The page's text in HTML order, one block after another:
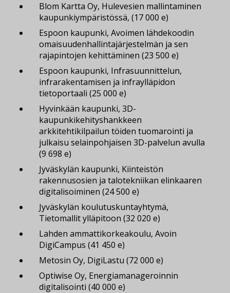
Blom Kartta Oy, Hulevesien mallintaminen
kaupunkiympäristössä, (17 000 e)
Espoon kaupunki, Avoimen lähdekoodin
omaisuudenhallintajärjestelmän ja sen
rajapintojen kehittäminen (23 500 e)
Espoon kaupunki, Infrasuunnittelun,
infrarakentamisen ja infraylläpidon
tietoportaali (25 000 e)
Hyvinkään kaupunki, 3D-
kaupunkikehityshankkeen
arkkitehtikilpailun töiden tuomarointi ja
julkaisu selainpohjaisen 3D-palvelun avulla
(9 698 e)
Jyväskylän kaupunki, Kiinteistön
rakennusosien ja talotekniikan elinkaaren
digitalisoiminen (24 500 e)
Jyväskylän koulutuskuntayhtymä,
Tietomallit ylläpitoon (32 020 e)
Lahden ammattikorkeakoulu, Avoin
DigiCampus (41 450 e)
Metosin Oy, DigiLastu (72 000 e)
Optiwise Oy, Energiamanageroinnin
digitalisointi (40 000 e)